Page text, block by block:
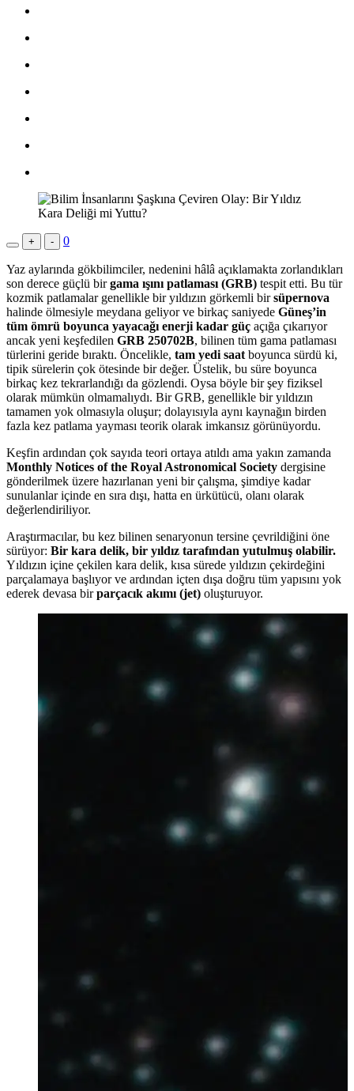
+ - 0
Yaz aylarında gökbilimciler, nedenini hâlâ açıklamakta zorlandıkları
son derece güçlü birgama ışını patlaması (GRB) tespit etti. Bu tür
kozmik patlamalar genellikle bir yıldızın görkemli birsüpernova
halinde ölmesiyle meydana geliyor ve birkaç saniyede Güneş’in
tüm ömrü boyunca yayacağı enerji kadar güç açığa çıkarıyor
ancak yeni keşfedilen GRB 250702B, bilinen tüm gama patlaması
türlerini geride bıraktı. Öncelikle, tam yedi saat boyunca sürdü ki,
tipik sürelerin çok ötesinde bir değer. Üstelik, bu süre boyunca
birkaç kez tekrarlandığı da gözlendi. Oysa böyle bir şey fiziksel
olarak mümkün olmamalıydı. Bir GRB, genellikle bir yıldızın
tamamen yok olmasıyla oluşur; dolayısıyla aynı kaynağın birden
fazla kez patlama yayması teorik olarak imkansız görünüyordu.
Keşfin ardından çok sayıda teori ortaya atıldı ama yakın zamanda
Monthly Notices of the Royal Astronomical Society dergisine
gönderilmek üzere hazırlanan yeni bir çalışma, şimdiye kadar
sunulanlar içinde en sıra dışı, hatta en ürkütücü, olanı olarak
değerlendiriliyor.
Araştırmacılar, bu kez bilinen senaryonun tersine çevrildiğini öne
sürüyor: Bir kara delik, bir yıldız tarafından yutulmuş olabilir.
Yıldızın içine çekilen kara delik, kısa sürede yıldızın çekirdeğini
parçalamaya başlıyor ve ardından içten dışa doğru tüm yapısını yok
ederek devasa birparçacık akımı (jet) oluşturuyor.